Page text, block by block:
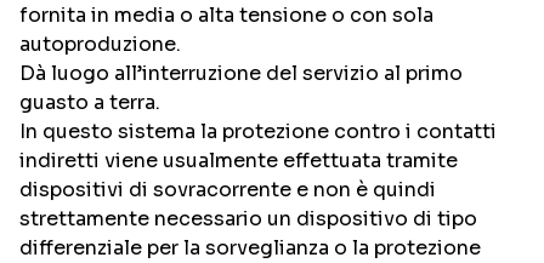
fornita in media o alta tensione o con sola
autoproduzione.
Dà luogo all’interruzione del servizio al primo
guasto a terra.
In questo sistema la protezione contro i contatti
indiretti viene usualmente effettuata tramite
dispositivi di sovracorrente e non è quindi
strettamente necessario un dispositivo di tipo
differenziale per la sorveglianza o la protezione